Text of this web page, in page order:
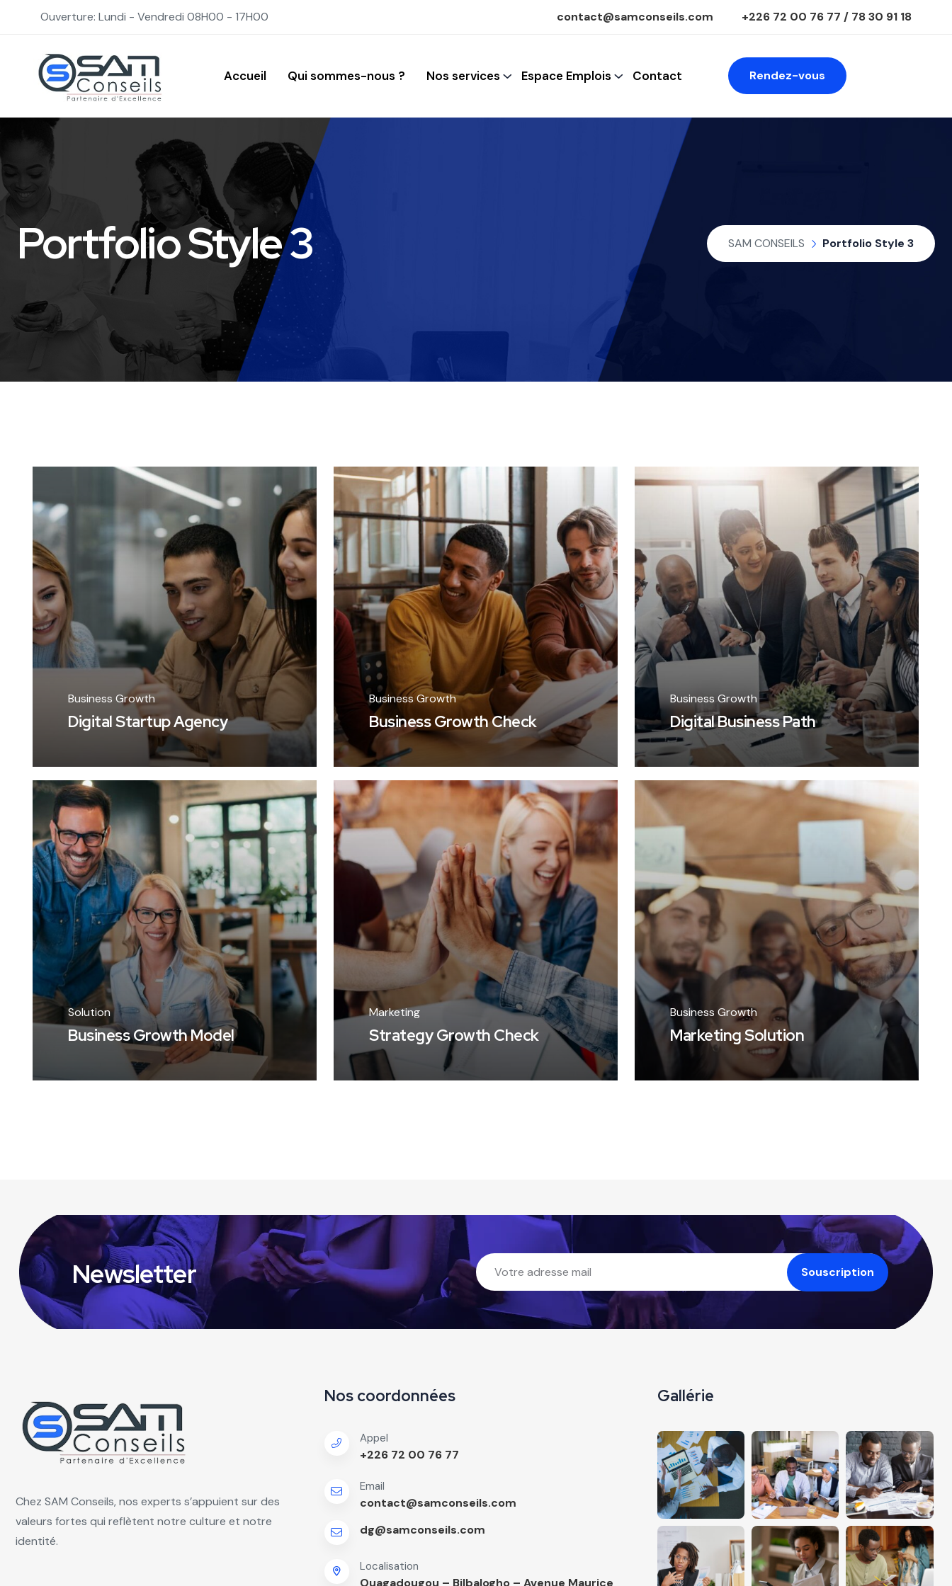
Ouverture: Lundi - Vendredi 08H00 - 17H00 contact@samconseils.com +226 72 00 76 77 / 78 30 91 18
Accueil Qui sommes-nous ? Nos services Espace Emplois Contact Rendez-vous
Portfolio Style 3 SAM CONSEILS Portfolio Style 3
Business Growth
Digital Startup Agency
Business Growth
Business Growth Check
Business Growth
Digital Business Path
Solution
Business Growth Model
Marketing
Strategy Growth Check
Business Growth
Marketing Solution
Newsletter
Chez SAM Conseils, nos experts s’appuient sur des
valeurs fortes qui reflètent notre culture et notre
identité.
Nos coordonnées
Appel
+226 72 00 76 77
Email
contact@samconseils.com
dg@samconseils.com
Localisation
Ouagadougou – Bilbalogho – Avenue Maurice
Gallérie